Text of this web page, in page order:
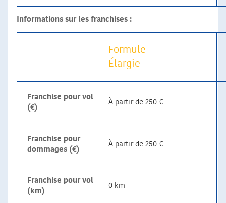
Informations sur les franchises :
Formule
Élargie
Franchise pour vol
(€)
À partir de 250 €
Franchise pour
dommages (€)
À partir de 250 €
Franchise pour vol
(km)
0 km